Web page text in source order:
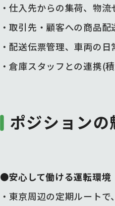
・仕入先からの集荷、物
・取引先・顧客への商品配
・配送伝票管理、車両の日
・倉庫スタッフとの連携(
ポジションの
●安心して働ける運転環境
・東京周辺の定期ルート